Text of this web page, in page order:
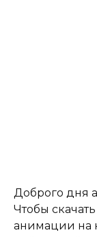
Доброго дня
Чтобы
анимации на